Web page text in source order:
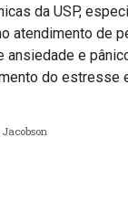
da USP,
atendimento de
e
do